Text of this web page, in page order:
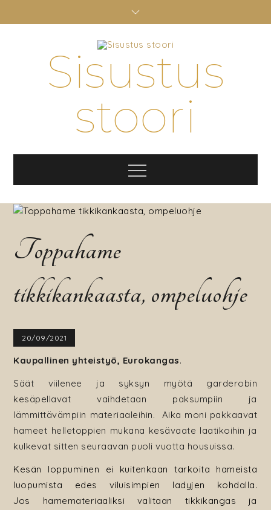
Sisustus
stoori
Menu
Toppahame
tikkikankaasta, ompeluohje
20/09/2021
Kaupallinen yhteistyö, Eurokangas.
Säät viilenee ja syksyn myötä garderobin
kesäpellavat vaihdetaan paksumpiin ja
lämmittävämpiin materiaaleihin. Aika moni pakkaavat
hameet helletoppien mukana kesävaate laatikoihin ja
kulkevat sitten seuraavan puoli vuotta housuissa.
Kesän loppuminen ei kuitenkaan tarkoita hameista
luopumista edes viluisimpien ladyjen kohdalla.
Jos
hamemateriaaliksi valitaan tikkikangas ja